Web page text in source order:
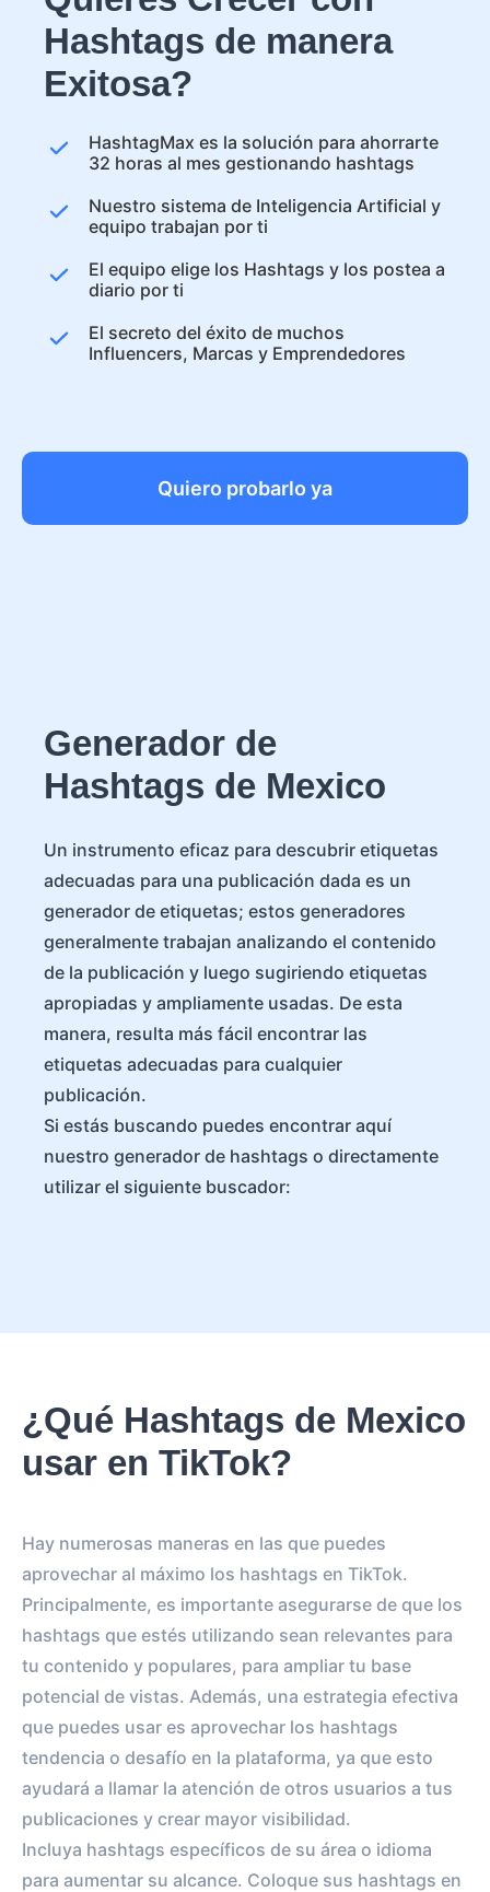
Hashtags de manera
Exitosa?
HashtagMax es la solución para ahorrarte
32 horas al mes gestionando hashtags
Nuestro sistema de Inteligencia Artificial y
equipo trabajan por ti
El equipo elige los Hashtags y los postea a
diario por ti
El secreto del éxito de muchos
Influencers, Marcas y Emprendedores
Quiero probarlo ya
Generador de
Hashtags de Mexico
Un instrumento eficaz para descubrir etiquetas
adecuadas para una publicación dada es un
generador de etiquetas; estos generadores
generalmente trabajan analizando el contenido
de la publicación y luego sugiriendo etiquetas
apropiadas y ampliamente usadas. De esta
manera, resulta más fácil encontrar las
etiquetas adecuadas para cualquier
publicación.
Si estás buscando puedes encontrar aquí
nuestro generador de hashtags o directamente
utilizar el siguiente buscador:
¿Qué Hashtags de Mexico
usar en TikTok?
Hay numerosas maneras en las que puedes
aprovechar al máximo los hashtags en TikTok.
Principalmente, es importante asegurarse de que los
hashtags que estés utilizando sean relevantes para
tu contenido y populares, para ampliar tu base
potencial de vistas. Además, una estrategia efectiva
que puedes usar es aprovechar los hashtags
tendencia o desafío en la plataforma, ya que esto
ayudará a llamar la atención de otros usuarios a tus
publicaciones y crear mayor visibilidad.
Incluya hashtags específicos de su área o idioma
para aumentar su alcance. Coloque sus hashtags en